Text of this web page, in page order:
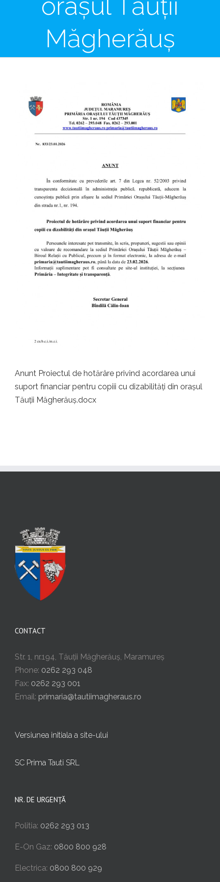
Măgherăuș
Larger
Image
Anunt Proiectul de hotărâre privind acordarea unui
suport financiar pentru copiii cu dizabilități din orașul
Tăuții Măgherăuș.docx
CONTACT
Str. 1, nr.194, Tăuții Măgherăuș, Maramureș
Phone: 0262 293 048
Fax: 0262 293 001
Email: primaria@tautiimagheraus.ro
Versiunea initiala a site-ului
SC Prima Tauti SRL
NR. DE URGENȚĂ
Politia: 0262 293 013
E-On Gaz: 0800 800 928
Electrica: 0800 800 929